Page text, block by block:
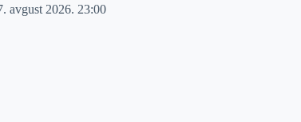
avgust 2026. 23:00